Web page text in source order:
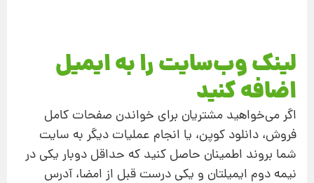
لینک وب‌سایت را به ایمیل
اضافه کنید
اگر می‌خواهید مشتریان برای خواندن صفحات کامل
فروش، دانلود کوپن، یا انجام عملیات دیگر به سایت
شما بروند اطمینان حاصل کنید که حداقل دوبار یکی در
نیمه دوم ایمیلتان و یکی درست قبل از امضا، آدرس